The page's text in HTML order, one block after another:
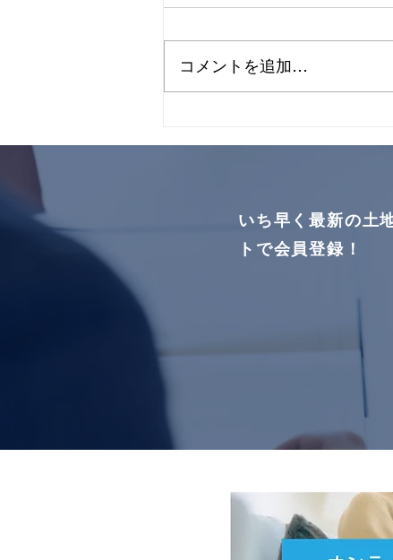
（16区画）更新しました🌸
いただきました！ ありがとう
コメントを追加…
いち早く最新の土
トで会員登録！